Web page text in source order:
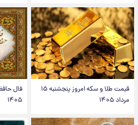
قیمت طلا و سکه امروز پنجشنبه ۱۵
مرداد ۱۴۰۵
۱۴۰۵